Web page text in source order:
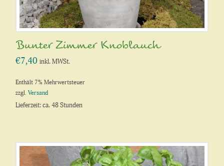
Bunter Zimmer Knoblauch
€7,40 inkl. MWSt.
Enthält 7% Mehrwertsteuer
zzgl.Versand
Lieferzeit: ca. 48 Stunden